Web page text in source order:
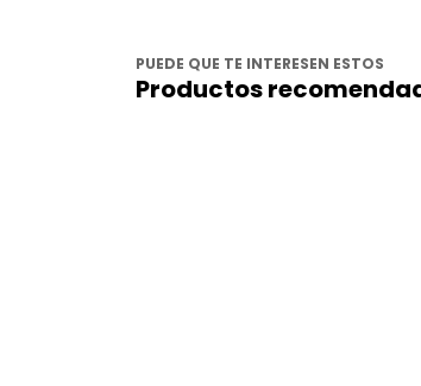
PUEDE QUE TE INTERESEN ESTOS
Productos